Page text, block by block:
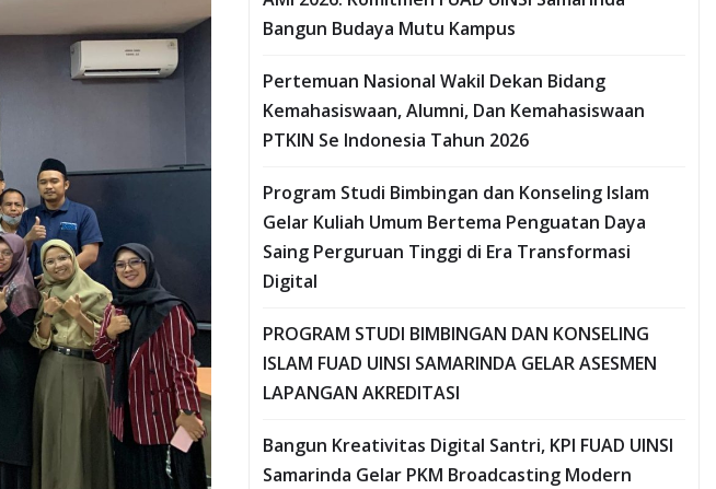
Bangun Budaya Mutu Kampus
Pertemuan Nasional Wakil Dekan Bidang
Kemahasiswaan, Alumni, Dan Kemahasiswaan
PTKIN Se Indonesia Tahun 2026
Program Studi Bimbingan dan Konseling Islam
Gelar Kuliah Umum Bertema Penguatan Daya
Saing Perguruan Tinggi di Era Transformasi
Digital
PROGRAM STUDI BIMBINGAN DAN KONSELING
ISLAM FUAD UINSI SAMARINDA GELAR ASESMEN
LAPANGAN AKREDITASI
Bangun Kreativitas Digital Santri, KPI FUAD UINSI
Samarinda Gelar PKM Broadcasting Modern